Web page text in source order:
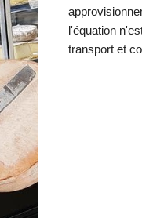
l'équation
transport et